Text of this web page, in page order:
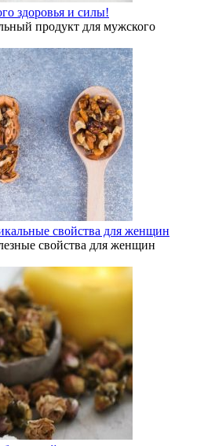
здоровья и силы!
продукт для мужского
свойства для женщин
свойства для женщин